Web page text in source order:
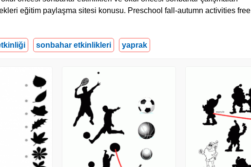
eğitim paylaşma sitesi konusu. Preschool fall-autumn activities free
sonbahar etkinlikleri yaprak